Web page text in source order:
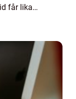
får lika